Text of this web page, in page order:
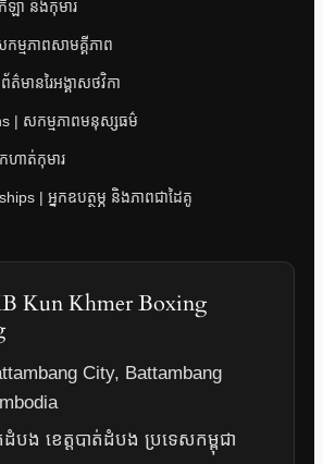
ឡា និងកុមារ
ម្មភាពសាមគ្គីភាព
មានរៃអង្គាសថវិកា
| សកម្មភាពមនុស្សធម៌
ហាត់កុមារ
| អ្នកឧបត្ថម្ភ និងភាពជាដៃគូ
Kun Khmer Boxing
City, Battambang
បង ខេត្តបាត់ដំបង ប្រទេសកម្ពុជា